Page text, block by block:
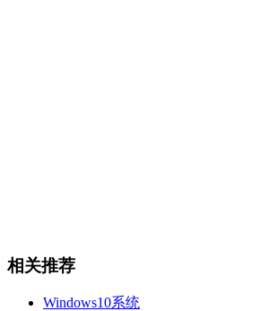
相关推荐
Windows10系统